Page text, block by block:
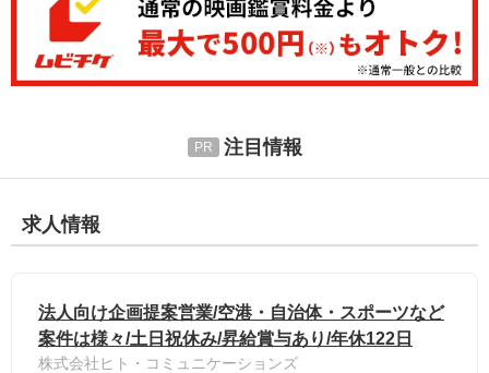
注目情報
求人情報
法人向け企画提案営業/空港・自治体・スポーツなど
案件は様々/土日祝休み/昇給賞与あり/年休122日
株式会社ヒト・コミュニケーションズ